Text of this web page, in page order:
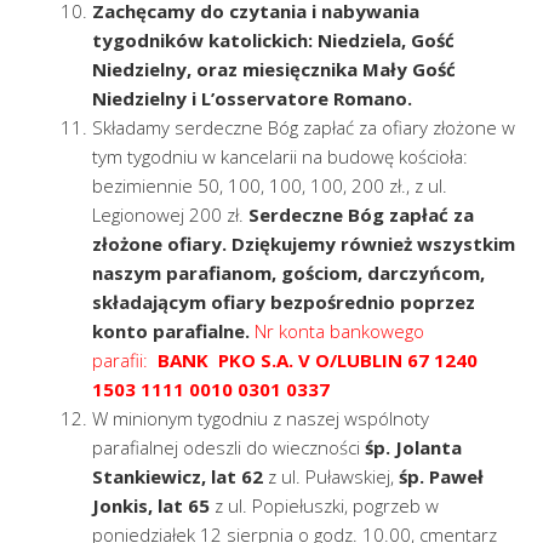
Zachęcamy do czytania i nabywania
tygodników katolickich: Niedziela, Gość
Niedzielny, oraz miesięcznika Mały Gość
Niedzielny i L’osservatore Romano.
Składamy serdeczne Bóg zapłać za ofiary złożone w
tym tygodniu w kancelarii na budowę kościoła:
bezimiennie 50, 100, 100, 100, 200 zł., z ul.
Legionowej 200 zł. Serdeczne Bóg zapłać za
złożone ofiary. Dziękujemy również wszystkim
naszym parafianom, gościom, darczyńcom,
składającym ofiary bezpośrednio poprzez
konto parafialne. Nr konta bankowego
parafii: BANK PKO S.A. V O/LUBLIN 67 1240
1503 1111 0010 0301 0337
W minionym tygodniu z naszej wspólnoty
parafialnej odeszli do wieczności śp. Jolanta
Stankiewicz, lat 62 z ul. Puławskiej, śp. Paweł
Jonkis, lat 65 z ul. Popiełuszki, pogrzeb w
poniedziałek 12 sierpnia o godz. 10.00, cmentarz